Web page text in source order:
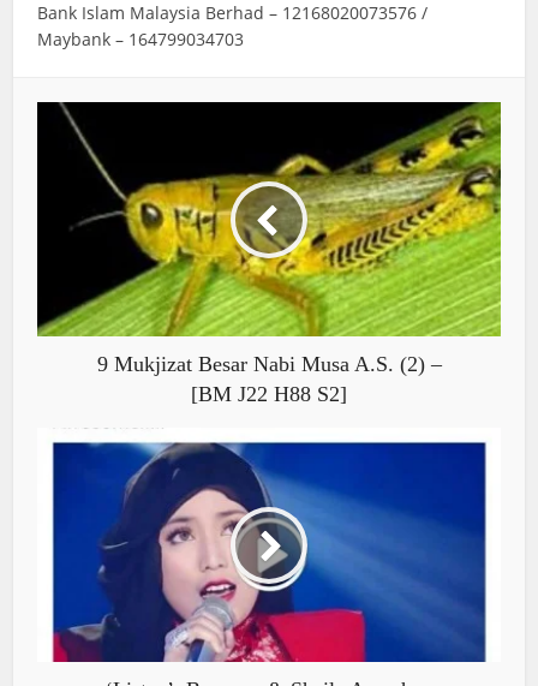
Bank Islam Malaysia Berhad – 12168020073576 /
Maybank – 164799034703
9 Mukjizat Besar Nabi Musa A.S. (2) –
[BM J22 H88 S2]